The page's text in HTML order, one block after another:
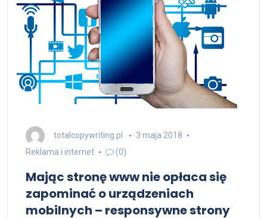
totalcopywriting.pl
3 maja 2018
Reklama i internet
(0)
Mając stronę www nie opłaca się
zapominać o urządzeniach
mobilnych – responsywne strony